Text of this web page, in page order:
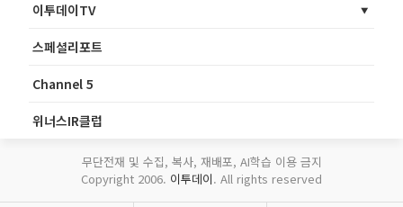
이투데이TV
스페셜리포트
Channel 5
위너스IR클럽
무단전재 및 수집, 복사, 재배포, AI학습 이용 금지
Copyright 2006. 이투데이. All rights reserved